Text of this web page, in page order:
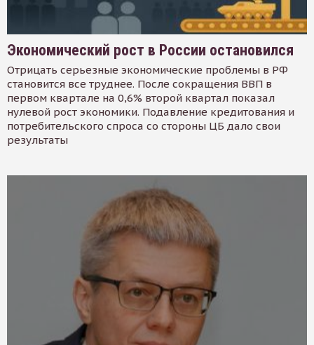
Экономический рост в России остановился
Отрицать серьезные экономические проблемы в РФ
становится все труднее. После сокращения ВВП в
первом квартале на 0,6% второй квартал показал
нулевой рост экономики. Подавление кредитования и
потребительского спроса со стороны ЦБ дало свои
результаты